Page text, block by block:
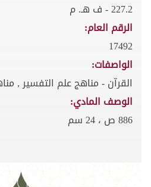
227.2 - ف هـ. م
الرقم العام:
17492
الواصفات:
القرآن - مناهج علم التفسير ,
الوصف المادي:
886 ص ، 24 سم